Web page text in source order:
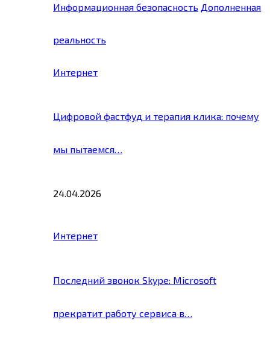
Информационная безопасность Дополненная
реальность
Интернет
Цифровой фастфуд и терапия клика: почему
мы пытаемся…
24.04.2026
Интернет
Последний звонок Skype: Microsoft
прекратит работу сервиса в…